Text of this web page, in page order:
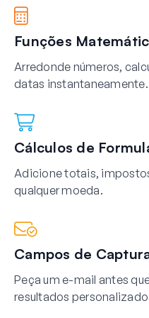
Funções
Arredonde números,
datas instantaneamente.
Cálculos de
Adicione totais,
qualquer moeda.
Campos de
Peça um e-mail antes
resultados